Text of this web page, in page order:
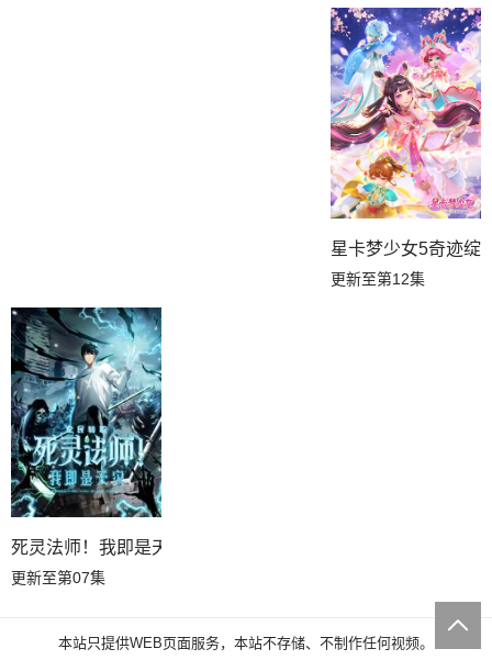
星卡梦少女5奇迹绽
更新至第12集
死灵法师！我即是天灾
更新至第07集
本站只提供WEB页面服务，本站不存储、不制作任何视频。